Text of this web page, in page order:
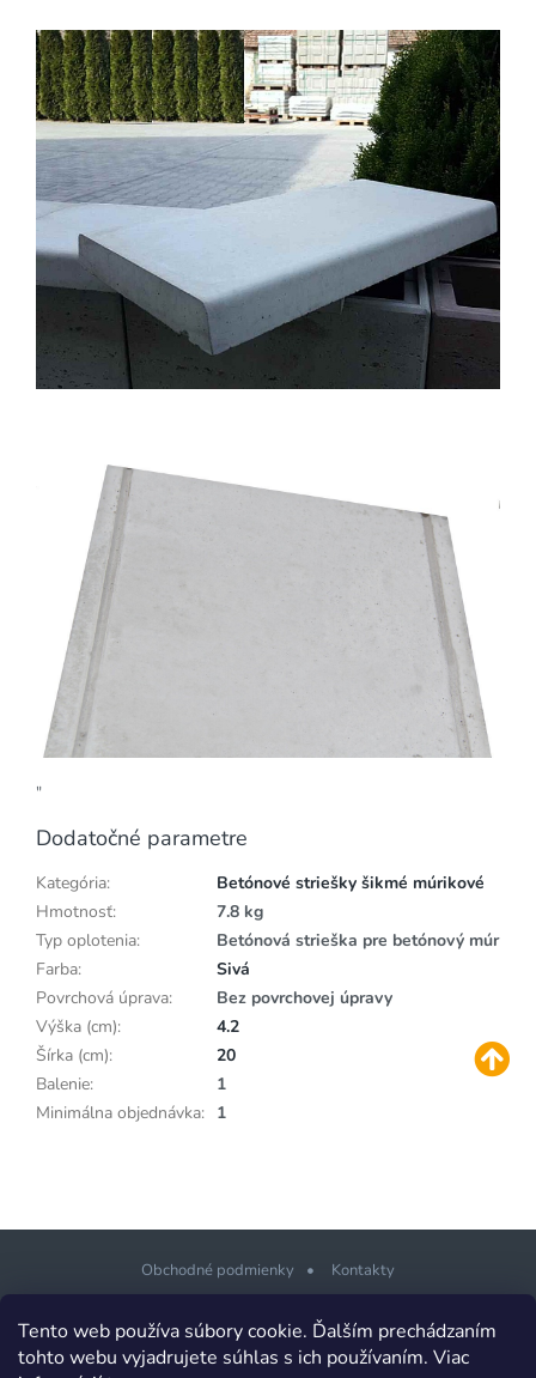
Tento web používa súbory cookie. Ďalším prechádzaním
tohto webu vyjadrujete súhlas s ich používaním. Viac
"
Dodatočné parametre
Kategória:
Betónové striešky šikmé múrikové
Hmotnosť:
7.8 kg
Typ oplotenia:
Betónová strieška pre betónový múr
Farba:
Sivá
Povrchová úprava:
Bez povrchovej úpravy
Výška (cm):
4.2
Šírka (cm):
20
Balenie:
1
Minimálna objednávka: 1
Obchodné podmienky Kontakty